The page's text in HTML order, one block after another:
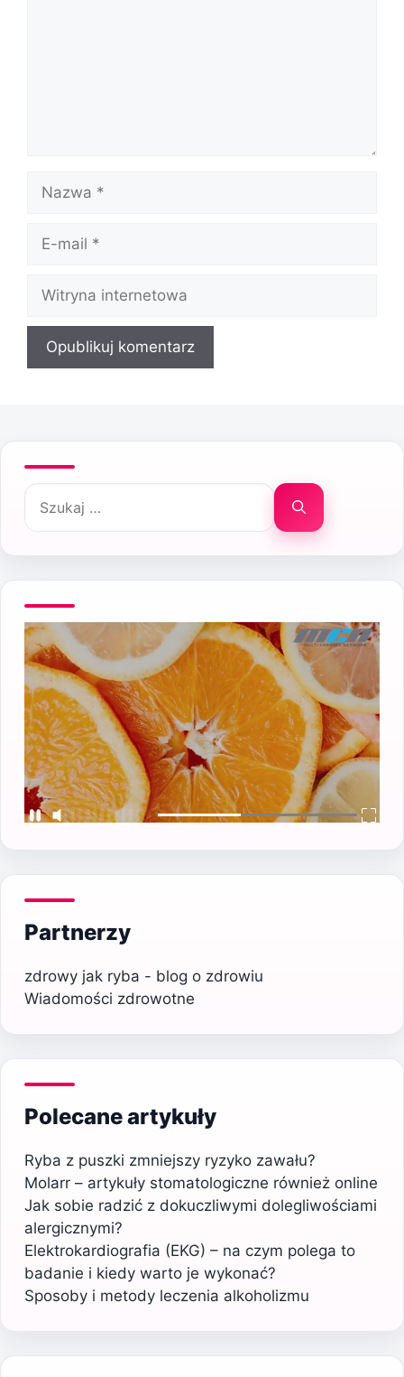
Nazwa
Witryna
internetowa
Szukaj:
Partnerzy
zdrowy jak ryba - blog o zdrowiu
Wiadomości zdrowotne
Polecane artykuły
Ryba z puszki zmniejszy ryzyko zawału?
Molarr – artykuły stomatologiczne również online
Jak sobie radzić z dokuczliwymi dolegliwościami
alergicznymi?
Elektrokardiografia (EKG) – na czym polega to
badanie i kiedy warto je wykonać?
Sposoby i metody leczenia alkoholizmu